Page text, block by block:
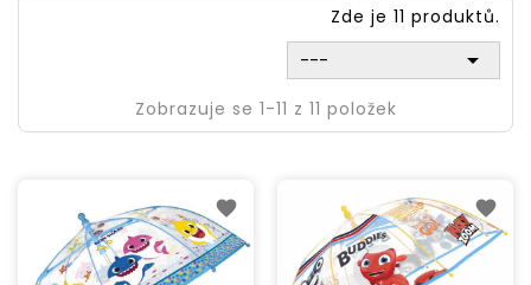
Zde je 11 produktů.
---

Zobrazuje se 1-11 z 11 položek